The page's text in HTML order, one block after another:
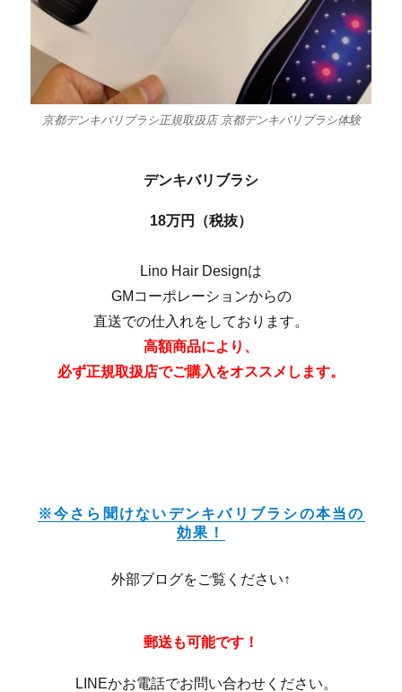
京都デンキバリブラシ正規取扱店 京都デンキバリブラシ体験
デンキバリブラシ
18万円（税抜）
Lino Hair Designは
GMコーポレーションからの
直送での仕入れをしております。
高額商品により、
必ず正規取扱店でご購入をオススメします。
※今さら聞けないデンキバリブラシの本当の
効果！
外部ブログをご覧ください↑
郵送も可能です！
LINEかお電話でお問い合わせください。